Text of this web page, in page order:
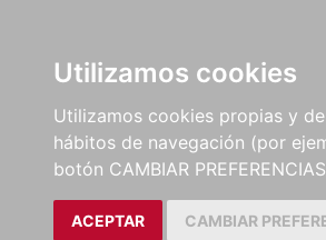
Utilizamos cookies
Utilizamos cookies propias y
hábitos de navegación (por
botón CAMBIAR
ACEPTAR CAMBIAR
LIBROS
MÉTODOS Y
EJERCICIOS